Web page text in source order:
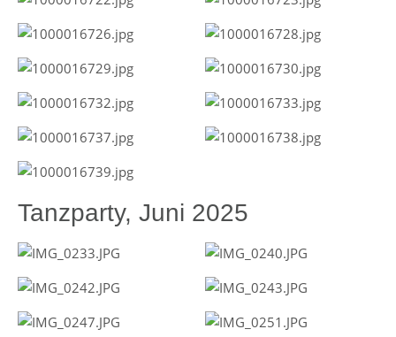
Tanzparty, Juni 2025